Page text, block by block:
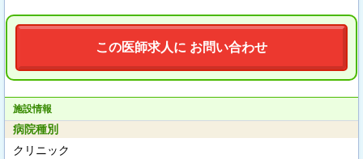
この医師求人に お問い合わせ
施設情報
病院種別
クリニック